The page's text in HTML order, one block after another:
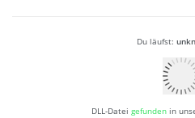
Du läufst:
DLL-Datei gefunden in